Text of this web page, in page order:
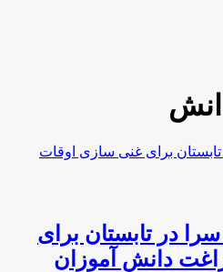
پژوهش سرا در تابستان برای
دانش آموزان